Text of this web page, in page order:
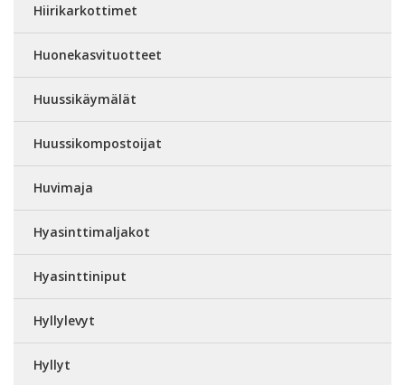
Hiirikarkottimet
Huonekasvituotteet
Huussikäymälät
Huussikompostoijat
Huvimaja
Hyasinttimaljakot
Hyasinttiniput
Hyllylevyt
Hyllyt